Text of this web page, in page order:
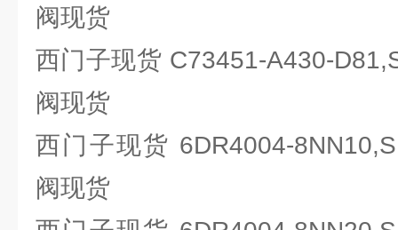
阀现货
西门子现货 C73451-A430-
阀现货
西门子现货 6DR4004-
阀现货